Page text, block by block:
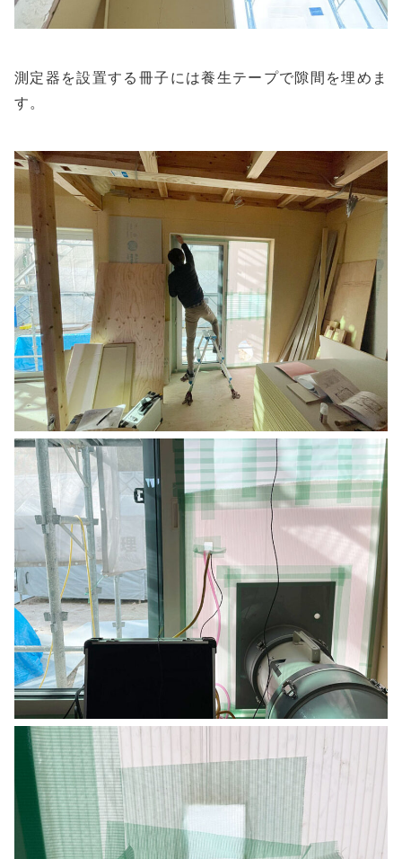
測定器を設置する冊子には養生テープで隙間を埋めま
す。